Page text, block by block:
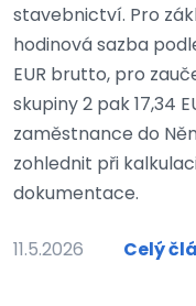
stavebnictví. Pro
hodinová sazba
EUR brutto, pro
skupiny 2 pak 17,34
zaměstnance do
zohlednit při
dokumentace.
11.5.2026 Celý